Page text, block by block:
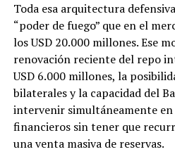
Toda esa arquitectura
“poder de fuego” que en el
los USD 20.000 millones. Ese
renovación reciente del repo
USD 6.000 millones, la
bilaterales y la capacidad del
intervenir simultáneamente
financieros sin tener que
una venta masiva de reservas.